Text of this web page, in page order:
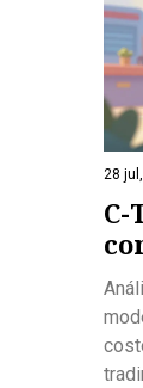
28
en